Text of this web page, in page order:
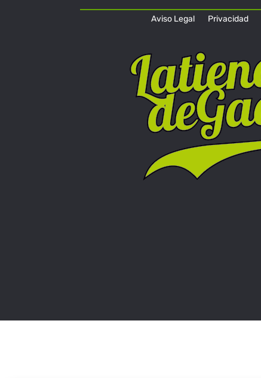
Aviso Legal Privacidad